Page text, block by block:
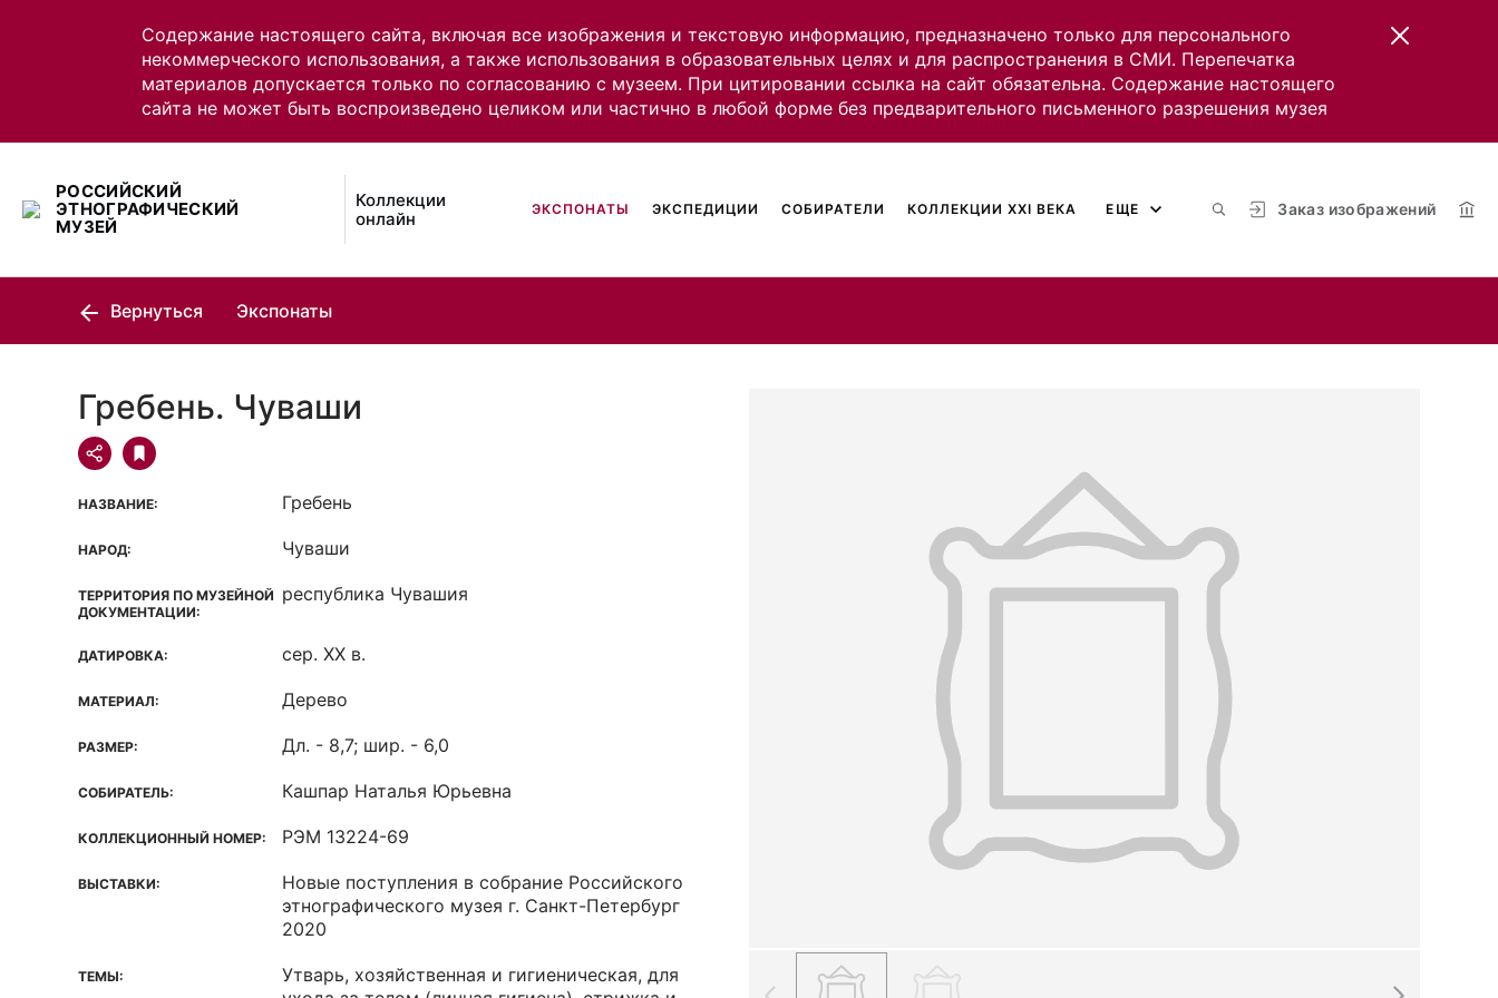
Содержание настоящего сайта, включая все изображения и текстовую информацию, предназначено только для персонального
некоммерческого использования, а также использования в образовательных целях и для распространения в СМИ. Перепечатка
материалов допускается только по согласованию с музеем. При цитировании ссылка на сайт обязательна. Содержание настоящего
сайта не может быть воспроизведено целиком или частично в любой форме без предварительного письменного разрешения музея
РОССИЙСКИЙ
ЭТНОГРАФИЧЕСКИЙ
МУЗЕЙ
Коллекции
онлайн
Заказ изображений
ЭКСПОНАТЫ ЭКСПЕДИЦИИ СОБИРАТЕЛИ КОЛЛЕКЦИИ XXI ВЕКА ЕЩЕ
Вернуться Экспонаты
Гребень. Чуваши
НАЗВАНИЕ: Гребень
НАРОД: Чуваши
ТЕРРИТОРИЯ ПО МУЗЕЙНОЙ
ДОКУМЕНТАЦИИ:
республика Чувашия
ДАТИРОВКА: сер. ХХ в.
МАТЕРИАЛ: Дерево
РАЗМЕР: Дл. - 8,7; шир. - 6,0
СОБИРАТЕЛЬ: Кашпар Наталья Юрьевна
КОЛЛЕКЦИОННЫЙ НОМЕР: РЭМ 13224-69
ВЫСТАВКИ:
Новые поступления в собрание Российского
этнографического музея г. Санкт-Петербург
2020
ТЕМЫ:
Утварь, хозяйственная и гигиеническая, для